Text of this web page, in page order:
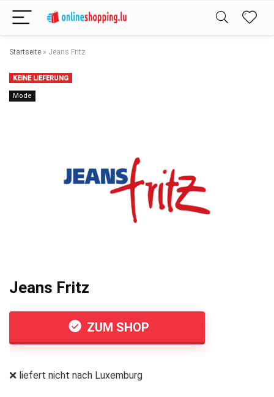
Startseite » Jeans Fritz
KEINE LIEFERUNG
Mode
Jeans Fritz
ZUM SHOP
❌ liefert nicht nach Luxemburg